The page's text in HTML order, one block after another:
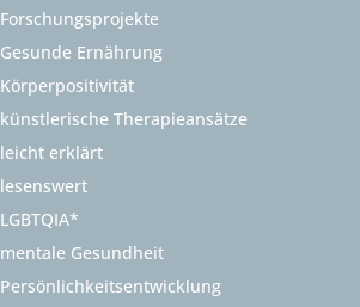
Forschungsprojekte
Gesunde Ernährung
Körperpositivität
künstlerische Therapieansätze
leicht erklärt
lesenswert
LGBTQIA*
mentale Gesundheit
Persönlichkeitsentwicklung